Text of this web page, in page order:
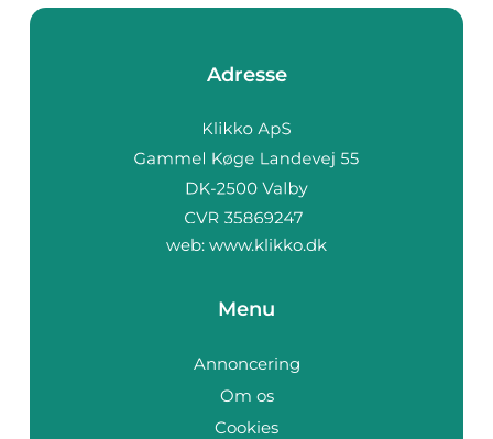
Adresse
web: www.klikko.dk
Menu
Annoncering
Om os
Cookies